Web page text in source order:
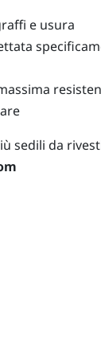
e usura
sedili da